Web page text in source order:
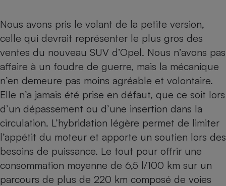
Nous avons pris le volant de la petite version,
celle qui devrait représenter le plus gros des
ventes du nouveau SUV d’Opel. Nous n’avons pas
affaire à un foudre de guerre, mais la mécanique
n’en demeure pas moins agréable et volontaire.
Elle n’a jamais été prise en défaut, que ce soit lors
d’un dépassement ou d’une insertion dans la
circulation. L’hybridation légère permet de limiter
l’appétit du moteur et apporte un soutien lors des
besoins de puissance. Le tout pour offrir une
consommation moyenne de 6,5 l/100 km sur un
parcours de plus de 220 km composé de voies